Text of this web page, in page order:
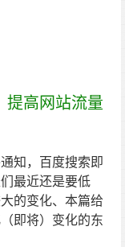
提高网站流量
知，百度搜索即
最近还是要低
的变化、本篇给
即将）变化的东